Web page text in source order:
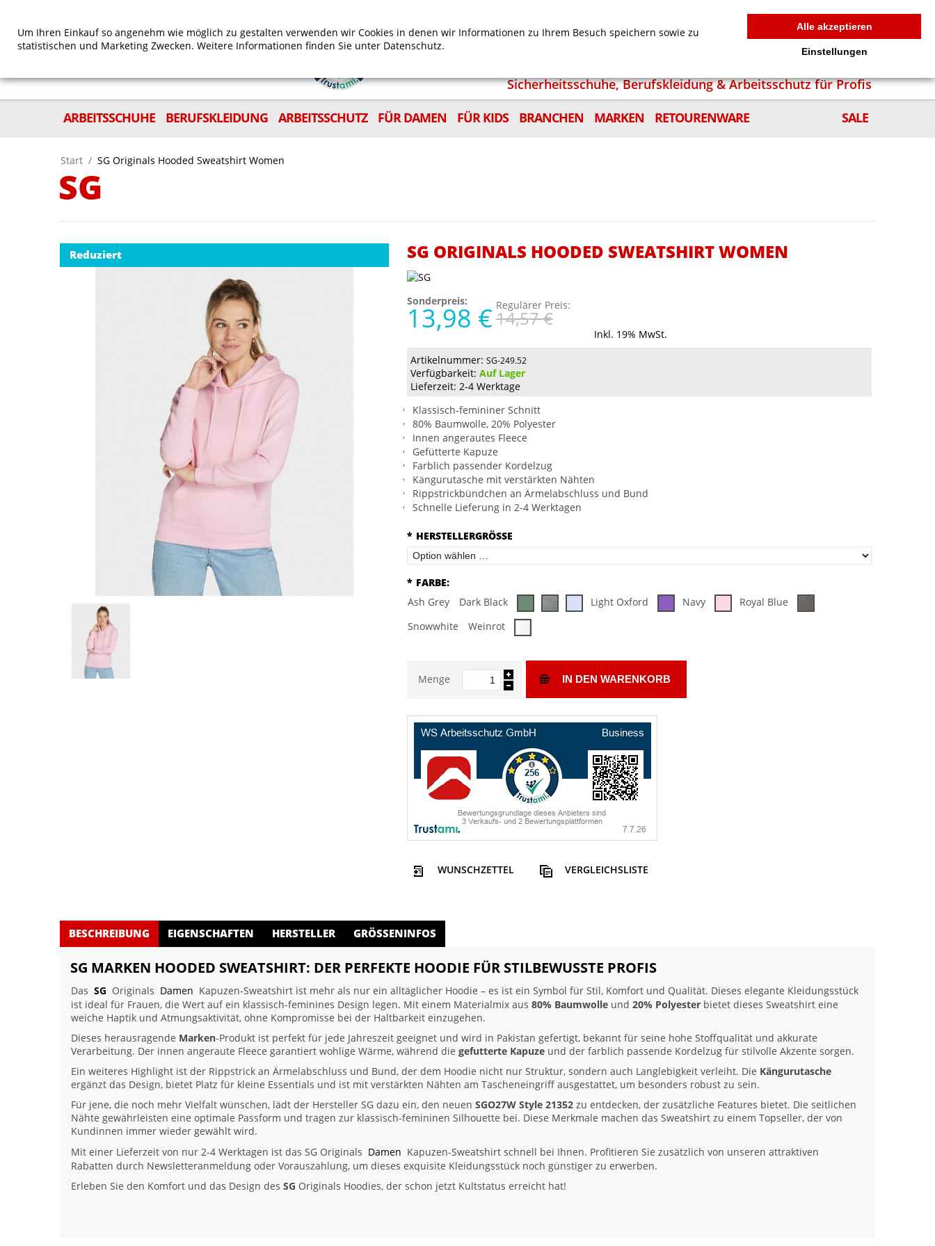
MEIN WARENKORB 0
Sicherheitsschuhe, Berufskleidung & Arbeitsschutz für Profis
ARBEITSSCHUHE
BERUFSKLEIDUNG ARBEITSSCHUTZ FÜR DAMEN FÜR KIDS BRANCHEN MARKEN RETOURENWARE SALE
Start / SG Originals Hooded Sweatshirt Women
SG
Reduziert SG ORIGINALS HOODED SWEATSHIRT WOMEN
Sonderpreis:
13,98 € Regulärer Preis:
14,57 €
Inkl. 19% MwSt.
Artikelnummer: SG-249.52
Verfügbarkeit: Auf Lager
Lieferzeit: 2-4 Werktage
Klassisch-femininer Schnitt
80% Baumwolle, 20% Polyester
Innen angerautes Fleece
Gefütterte Kapuze
Farblich passender Kordelzug
Kängurutasche mit verstärkten Nähten
Rippstrickbündchen an Ärmelabschluss und Bund
Schnelle Lieferung in 2-4 Werktagen
* HERSTELLERGRÖSSE
* FARBE:
Ash Grey
Dark Black Light Oxford Navy
Royal Blue
Snowwhite
Weinrot
Menge IN DEN WARENKORB
WUNSCHZETTEL VERGLEICHSLISTE
BESCHREIBUNG EIGENSCHAFTEN HERSTELLER GRÖSSENINFOS
SG MARKEN HOODED SWEATSHIRT: DER PERFEKTE HOODIE FÜR STILBEWUSSTE PROFIS
Das SG Originals Damen Kapuzen-Sweatshirt ist mehr als nur ein alltäglicher Hoodie – es ist ein Symbol für Stil, Komfort und Qualität. Dieses elegante Kleidungsstück
ist ideal für Frauen, die Wert auf ein klassisch-feminines Design legen. Mit einem Materialmix aus 80% Baumwolle und 20% Polyester bietet dieses Sweatshirt eine
weiche Haptik und Atmungsaktivität, ohne Kompromisse bei der Haltbarkeit einzugehen.
Dieses herausragende Marken-Produkt ist perfekt für jede Jahreszeit geeignet und wird in Pakistan gefertigt, bekannt für seine hohe Stoffqualität und akkurate
Verarbeitung. Der innen angeraute Fleece garantiert wohlige Wärme, während die gefutterte Kapuze und der farblich passende Kordelzug für stilvolle Akzente sorgen.
Ein weiteres Highlight ist der Rippstrick an Ärmelabschluss und Bund, der dem Hoodie nicht nur Struktur, sondern auch Langlebigkeit verleiht. Die Kängurutasche
ergänzt das Design, bietet Platz für kleine Essentials und ist mit verstärkten Nähten am Tascheneingriff ausgestattet, um besonders robust zu sein.
Für jene, die noch mehr Vielfalt wünschen, lädt der Hersteller SG dazu ein, den neuen SGO27W Style 21352 zu entdecken, der zusätzliche Features bietet. Die seitlichen
Nähte gewährleisten eine optimale Passform und tragen zur klassisch-femininen Silhouette bei. Diese Merkmale machen das Sweatshirt zu einem Topseller, der von
Kundinnen immer wieder gewählt wird.
Mit einer Lieferzeit von nur 2-4 Werktagen ist das SG Originals Damen Kapuzen-Sweatshirt schnell bei Ihnen. Profitieren Sie zusätzlich von unseren attraktiven
Rabatten durch Newsletteranmeldung oder Vorauszahlung, um dieses exquisite Kleidungsstück noch günstiger zu erwerben.
Erleben Sie den Komfort und das Design des SG Originals Hoodies, der schon jetzt Kultstatus erreicht hat!
Um Ihren Einkauf so angenehm wie möglich zu gestalten verwenden wir Cookies in denen wir Informationen zu Ihrem Besuch speichern sowie zu
statistischen und Marketing Zwecken. Weitere Informationen finden Sie unter Datenschutz.
Alle akzeptieren
Einstellungen